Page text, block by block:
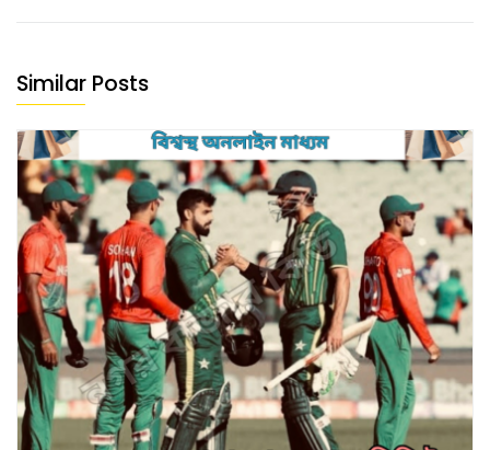
Similar Posts